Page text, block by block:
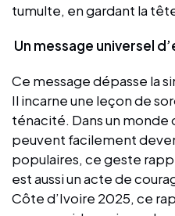
tumulte, en gardant la
Un message universel
Ce message dépasse la
Il incarne une leçon de
ténacité. Dans un monde
peuvent facilement
populaires, ce geste
est aussi un acte de
Côte d’Ivoire 2025, ce